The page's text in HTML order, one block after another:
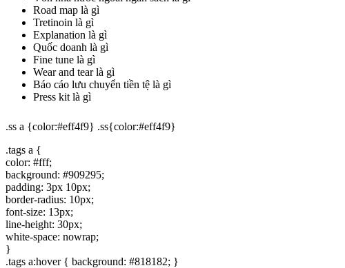
Road map là gì
Tretinoin là gì
Explanation là gì
Quốc doanh là gì
Fine tune là gì
Wear and tear là gì
Báo cáo lưu chuyển tiền tệ là gì
Press kit là gì
.ss a {color:#eff4f9} .ss{color:#eff4f9}
.tags a {
color: #fff;
background: #909295;
padding: 3px 10px;
border-radius: 10px;
font-size: 13px;
line-height: 30px;
white-space: nowrap;
}
.tags a:hover { background: #818182; }